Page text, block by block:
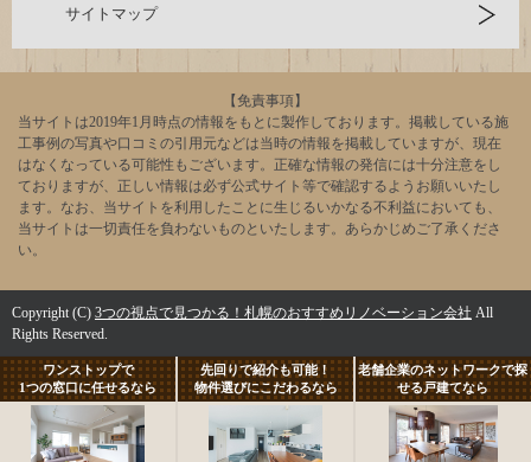
ワンストップで
1つの窓口に任せるなら
先回りで紹介も可能！
物件選びにこだわるなら
老舗企業のネットワークで探
せる戸建てなら
サイトマップ
【免責事項】
当サイトは2019年1月時点の情報をもとに製作しております。掲載している施
工事例の写真や口コミの引用元などは当時の情報を掲載していますが、現在
はなくなっている可能性もございます。正確な情報の発信には十分注意をし
ておりますが、正しい情報は必ず公式サイト等で確認するようお願いいたし
ます。なお、当サイトを利用したことに生じるいかなる不利益においても、
当サイトは一切責任を負わないものといたします。あらかじめご了承くださ
い。
Copyright (C) 3つの視点で見つかる！札幌のおすすめリノベーション会社 All
Rights Reserved.